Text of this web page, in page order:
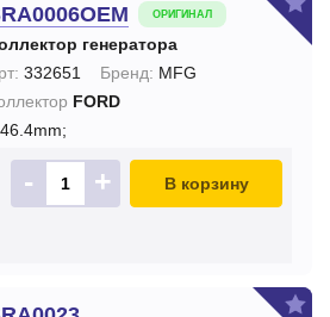
ОРИГИНАЛ
генератора
332651 Бренд: MFG
FORD
- + В корзину